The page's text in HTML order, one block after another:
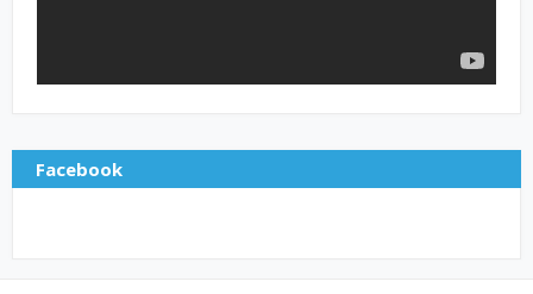
Facebook